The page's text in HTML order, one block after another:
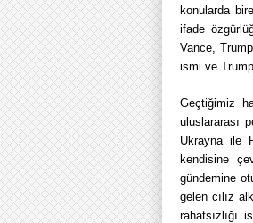
konularda
ifade
Vance,
ismi ve
Geçtiğimiz
uluslararası
Ukrayna ile
kendisine
gündemine
gelen cılız
rahatsızlığı